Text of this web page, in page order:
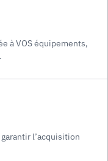
à VOS équipements,
l’acquisition